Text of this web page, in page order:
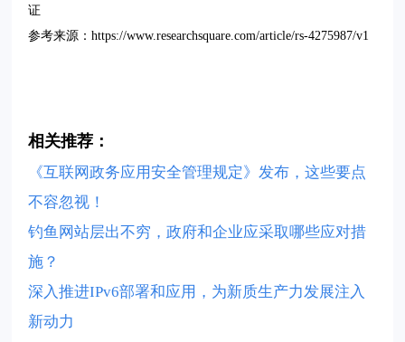
证
参考来源：https://www.researchsquare.com/article/rs-4275987/v1
相关推荐：
《互联网政务应用安全管理规定》发布，这些要点
不容忽视！
钓鱼网站层出不穷，政府和企业应采取哪些应对措
施？
深入推进IPv6部署和应用，为新质生产力发展注入
新动力